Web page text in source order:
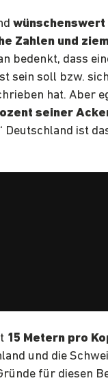
wünschenswert
Zahlen und
bedenkt, dass
sein soll bzw.
hat. Aber
seiner
Deutschland ist
15 Metern pro
und die
für diesen